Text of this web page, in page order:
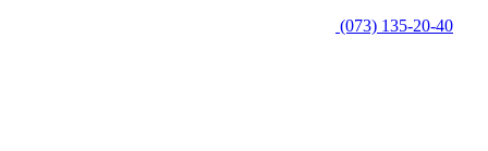
(073) 135-20-40